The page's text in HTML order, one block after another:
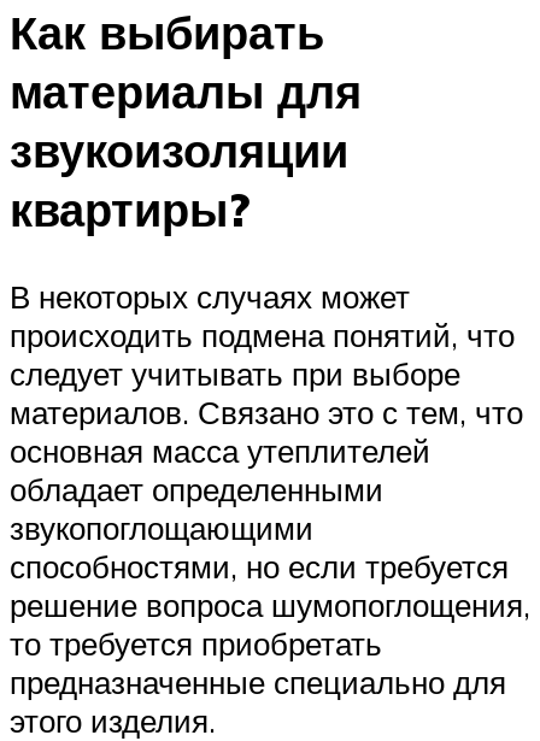
Как выбирать
материалы для
звукоизоляции
квартиры?
В некоторых случаях может
происходить подмена понятий, что
следует учитывать при выборе
материалов. Связано это с тем, что
основная масса утеплителей
обладает определенными
звукопоглощающими
способностями, но если требуется
решение вопроса шумопоглощения,
то требуется приобретать
предназначенные специально для
этого изделия.